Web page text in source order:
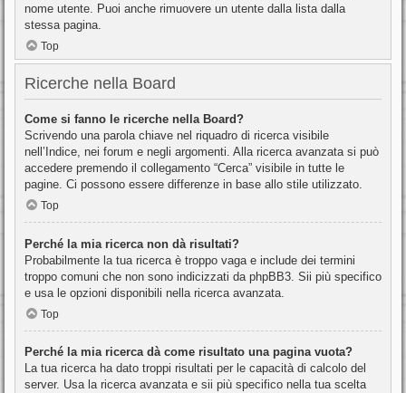
nome utente. Puoi anche rimuovere un utente dalla lista dalla
stessa pagina.
Top
Ricerche nella Board
Come si fanno le ricerche nella Board?
Scrivendo una parola chiave nel riquadro di ricerca visibile
nell’Indice, nei forum e negli argomenti. Alla ricerca avanzata si può
accedere premendo il collegamento “Cerca” visibile in tutte le
pagine. Ci possono essere differenze in base allo stile utilizzato.
Top
Perché la mia ricerca non dà risultati?
Probabilmente la tua ricerca è troppo vaga e include dei termini
troppo comuni che non sono indicizzati da phpBB3. Sii più specifico
e usa le opzioni disponibili nella ricerca avanzata.
Top
Perché la mia ricerca dà come risultato una pagina vuota?
La tua ricerca ha dato troppi risultati per le capacità di calcolo del
server. Usa la ricerca avanzata e sii più specifico nella tua scelta